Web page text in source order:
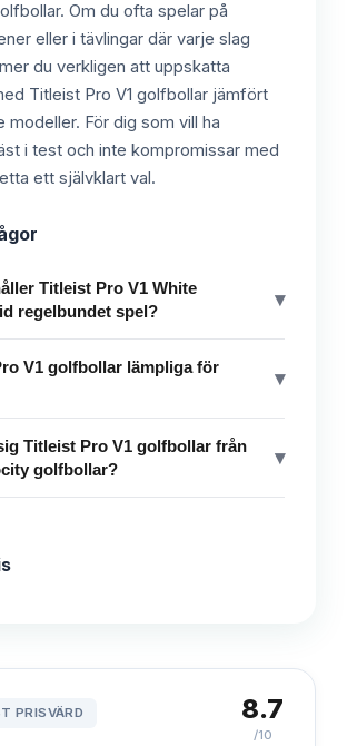
Om du ofta spelar på
eller i tävlingar där varje slag
du verkligen att uppskatta
Titleist Pro V1 golfbollar jämfört
modeller. För dig som vill ha
i test och inte kompromissar med
ett självklart val.
Titleist Pro V1 White
regelbundet spel?
▾
V1 golfbollar lämpliga för
▾
Titleist Pro V1 golfbollar från
golfbollar?
▾
PRISVÄRD 8.7
/10